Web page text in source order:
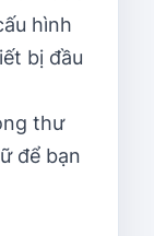
hình
bị đầu
thư
để bạn